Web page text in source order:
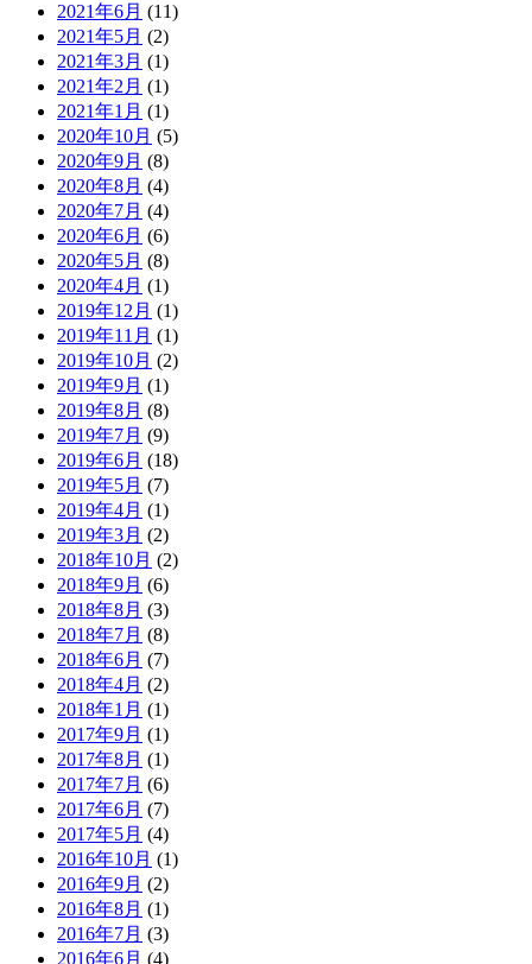
2021年6月 (11)
2021年5月 (2)
2021年3月 (1)
2021年2月 (1)
2021年1月 (1)
2020年10月 (5)
2020年9月 (8)
2020年8月 (4)
2020年7月 (4)
2020年6月 (6)
2020年5月 (8)
2020年4月 (1)
2019年12月 (1)
2019年11月 (1)
2019年10月 (2)
2019年9月 (1)
2019年8月 (8)
2019年7月 (9)
2019年6月 (18)
2019年5月 (7)
2019年4月 (1)
2019年3月 (2)
2018年10月 (2)
2018年9月 (6)
2018年8月 (3)
2018年7月 (8)
2018年6月 (7)
2018年4月 (2)
2018年1月 (1)
2017年9月 (1)
2017年8月 (1)
2017年7月 (6)
2017年6月 (7)
2017年5月 (4)
2016年10月 (1)
2016年9月 (2)
2016年8月 (1)
2016年7月 (3)
2016年6月 (4)